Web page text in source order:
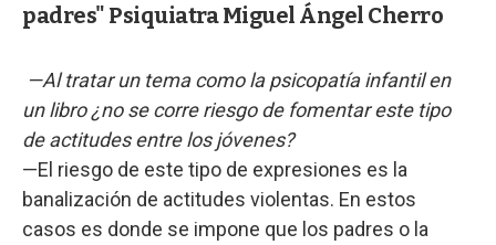
padres" Psiquiatra Miguel Ángel Cherro
—Al tratar un tema como la psicopatía infantil en
un libro ¿no se corre riesgo de fomentar este tipo
de actitudes entre los jóvenes?
—El riesgo de este tipo de expresiones es la
banalización de actitudes violentas. En estos
casos es donde se impone que los padres o la